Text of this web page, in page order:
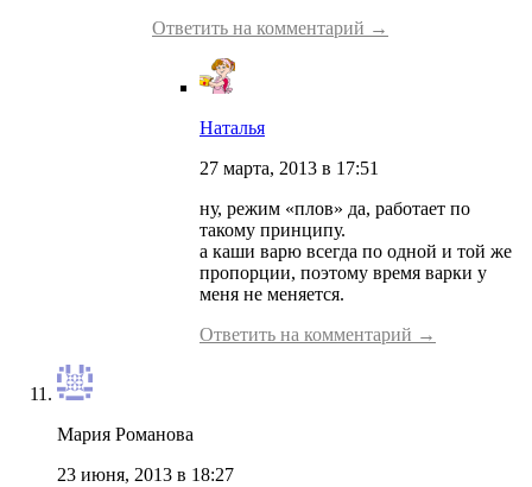
Ответить на комментарий →
Наталья
27 марта, 2013 в 17:51
ну, режим «плов» да, работает по
такому принципу.
а каши варю всегда по одной и той же
пропорции, поэтому время варки у
меня не меняется.
Ответить на комментарий →
Мария Романова
23 июня, 2013 в 18:27